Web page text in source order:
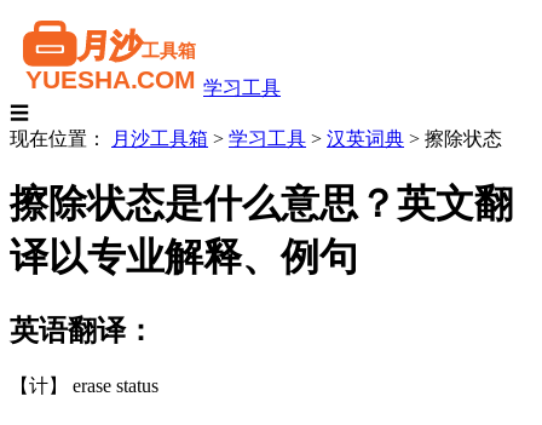
学习工具
☰
现在位置：
月沙工具箱 > 学习工具 > 汉英词典 > 擦除状态
擦除状态是什么意思？英文翻
译以专业解释、例句
英语翻译：
【计】 erase status